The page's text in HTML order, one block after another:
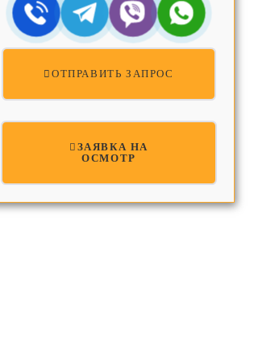
ОТПРАВИТЬ ЗАПРОС
ЗАЯВКА НА
ОСМОТР